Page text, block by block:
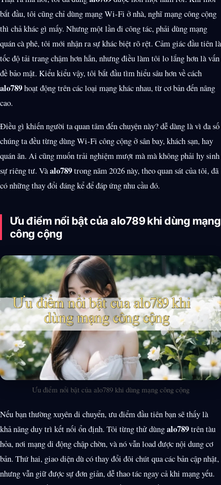
bắt đầu, tôi cũng chỉ dùng mạng Wi-Fi ở nhà, nghĩ mạng công cộng
thì chả khác gì mấy. Nhưng một lần đi công tác, phải dùng mạng
quán cà phê, tôi mới nhận ra sự khác biệt rõ rệt. Cảm giác đầu tiên là
tốc độ tải trang chậm hơn hẳn, nhưng điều làm tôi lo lắng hơn là vấn
đề bảo mật. Kiểu kiểu vậy, tôi bắt đầu tìm hiểu sâu hơn về cách
alo789hoạt động trên các loại mạng khác nhau, từ cơ bản đến nâng
cao.
Điều gì khiến người ta quan tâm đến chuyện này? dễ dàng là vì đa số
chúng ta đều từng dùng Wi-Fi công cộng ở sân bay, khách sạn, hay
quán ăn. Ai cũng muốn trải nghiệm mượt mà mà không phải hy sinh
sự riêng tư. Vàalo789trong năm 2026 này, theo quan sát của tôi, đã
có những thay đổi đáng kể để đáp ứng nhu cầu đó.
Ưu điểm nổi bật của alo789 khi dùng mạng
công cộng
Ưu điểm nổi bật của alo789 khi dùng mạng công cộng
Nếu bạn thường xuyên di chuyển, ưu điểm đầu tiên bạn sẽ thấy là
khả năng duy trì kết nối ổn định. Tôi từng thử dùngalo789trên tàu
hỏa, nơi mạng di động chập chờn, và nó vẫn load được nội dung cơ
bản. Thứ hai, giao diện dù có thay đổi đôi chút qua các bản cập nhật,
nhưng vẫn giữ được sự đơn giản, dễ thao tác ngay cả khi mạng yếu.